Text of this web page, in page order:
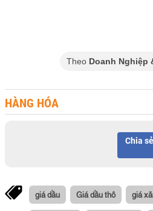
Theo Doanh Nghiệp
HÀNG HÓA
Chia sẻ
giá dầu Giá dầu thô giá